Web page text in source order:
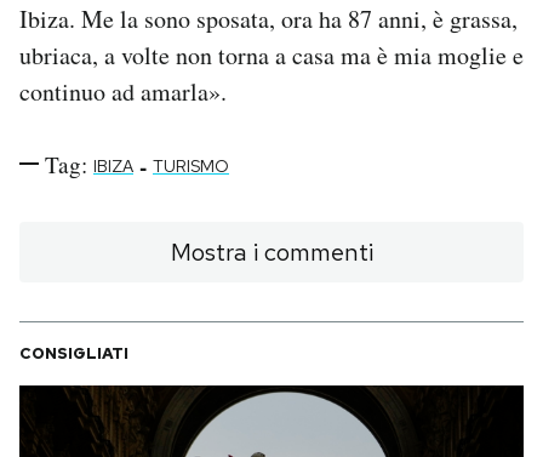
Ibiza. Me la sono sposata, ora ha 87 anni, è grassa,
ubriaca, a volte non torna a casa ma è mia moglie e
continuo ad amarla».
Tag: IBIZA - TURISMO
Mostra i commenti
CONSIGLIATI